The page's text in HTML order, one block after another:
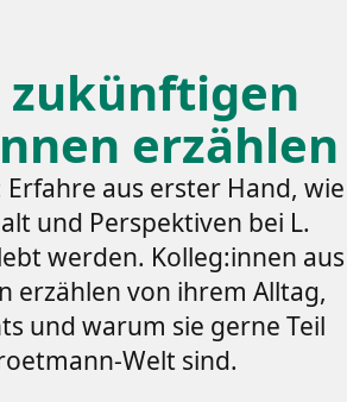
zukünftigen
erzählen
aus erster Hand, wie
und Perspektiven bei L.
werden. Kolleg:innen aus
erzählen von ihrem Alltag,
und warum sie gerne Teil
Welt sind.